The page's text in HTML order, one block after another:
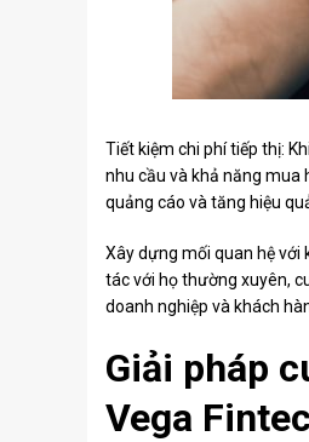
Tiết kiệm chi phí tiếp thị:
nhu cầu và khả năng mua
quảng cáo và tăng hiệu
Xây dựng mối quan hệ với
tác với họ thường xuyên,
doanh nghiệp và khách
Giải pháp
Vega